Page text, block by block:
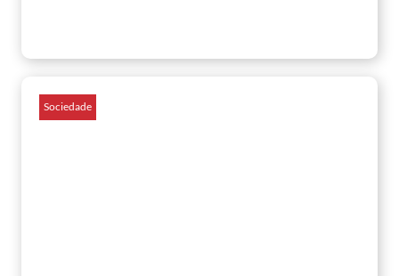
Sociedade